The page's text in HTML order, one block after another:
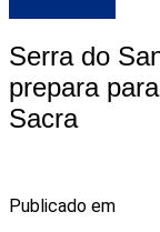
Serra do
prepara
Sacra
Publicado em